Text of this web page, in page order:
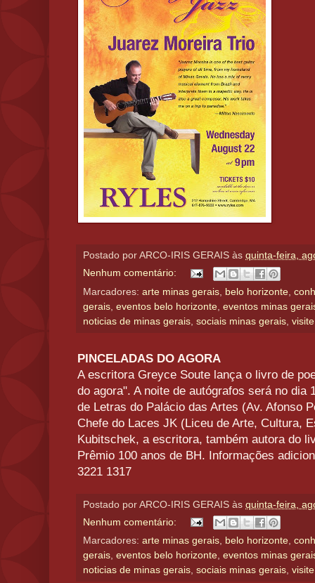
Postado por ARCO-IRIS GERAIS às quinta-feira,
Nenhum comentário:
Marcadores: arte minas gerais belo horizonte
gerais eventos belo horizonte eventos minas
noticias de minas gerais sociais minas gerais
PINCELADAS DO AGORA
A escritora Greyce Soute lança o livro de
do agora". A noite de autógrafos será no dia
de Letras do Palácio das Artes (Av. Afonso
Chefe do Laces JK (Liceu de Arte, Cultura,
Kubitschek, a escritora, também autora do
Prêmio 100 anos de BH. Informações
3221 1317
Postado por ARCO-IRIS GERAIS às quinta-feira,
Nenhum comentário:
Marcadores: arte minas gerais, belo horizonte,
gerais, eventos belo horizonte, eventos minas
noticias de minas gerais, sociais minas gerais,